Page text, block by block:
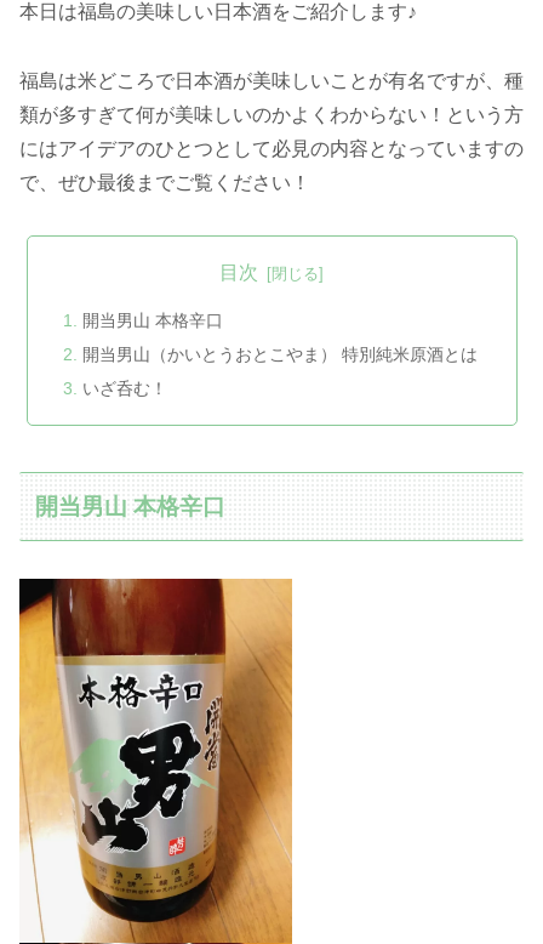
本日は福島の美味しい日本酒をご紹介します♪
福島は米どころで日本酒が美味しいことが有名ですが、種
類が多すぎて何が美味しいのかよくわからない！という方
にはアイデアのひとつとして必見の内容となっていますの
で、ぜひ最後までご覧ください！
目次
開当男山 本格辛口
開当男山（かいとうおとこやま） 特別純米原酒とは
いざ呑む！
開当男山 本格辛口